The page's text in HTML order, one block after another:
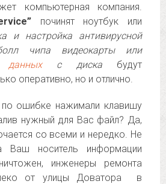
компьютерная компания.
починят ноутбук или
и настройка антивирусной
чипа видеокарты или
данныхс дискабудут
оперативно, но и отлично.
ошибке нажимали клавишу
нужный для Вас файл? Да,
со всеми и нередко. Не
Ваш носитель информации
инженеры ремонта
от улицы Доватора в